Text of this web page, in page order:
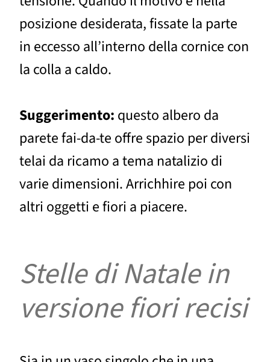
posizione desiderata, fissate la parte
in eccesso all’interno della cornice con
la colla a caldo.
Suggerimento: questo albero da
parete fai-da-te offre spazio per diversi
telai da ricamo a tema natalizio di
varie dimensioni. Arrichhire poi con
altri oggetti e fiori a piacere.
Stelle di Natale in
versione fiori recisi